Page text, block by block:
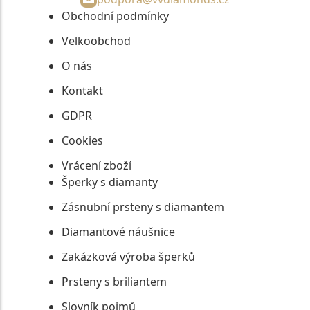
Obchodní podmínky
Velkoobchod
O nás
Kontakt
GDPR
Cookies
Vrácení zboží
Šperky s diamanty
Zásnubní prsteny s diamantem
Diamantové náušnice
Zakázková výroba šperků
Prsteny s briliantem
Slovník pojmů